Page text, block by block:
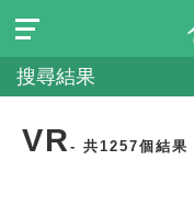
搜尋結果
VR - 共1257個結果